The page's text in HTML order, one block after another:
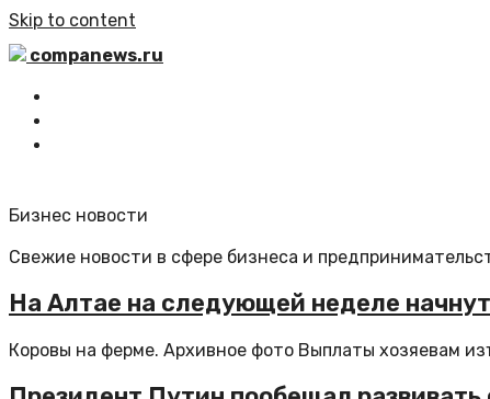
Skip to content
companews.ru
Бизнес новости
Свежие новости в сфере бизнеса и
На Алтае на следующей неделе
Коровы на ферме. Архивное фото Выплаты хозяевам